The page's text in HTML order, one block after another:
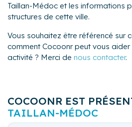
Taillan-Médoc et les informations
structures de cette ville.
Vous souhaitez être référencé sur
comment Cocoonr peut vous
activité ? Merci de nous contacter.
COCOONR EST
TAILLAN-MÉDOC